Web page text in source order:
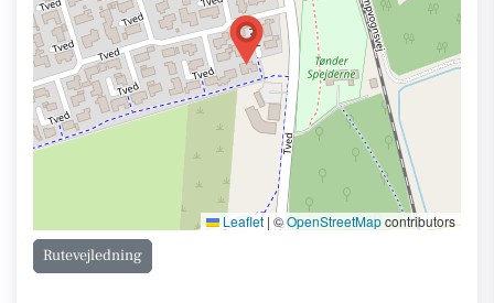
Leaflet | ©OpenStreetMapcontributors
Rutevejledning